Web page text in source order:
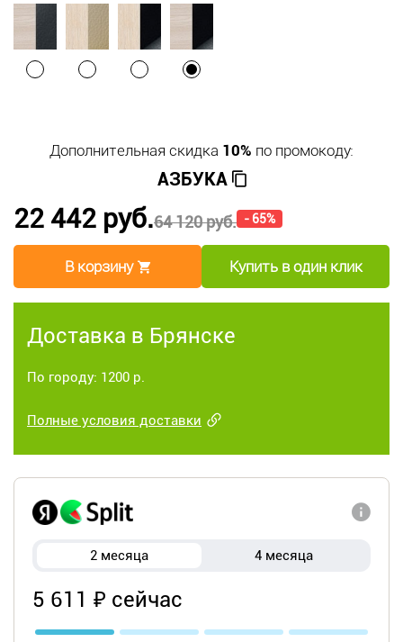
Дополнительная скидка 10% по промокоду:
АЗБУКА
64 120 руб. - 65%
22 442 руб.
В корзину Купить в один клик
Доставка в Брянске
По городу: 1200 р.
Полные условия доставки
2 месяца 4 месяца
5 611 ₽ сейчас